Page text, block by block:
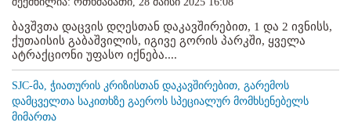
ბავშვთა დაცვის დღესთან დაკავშირებით, 1 და 2 ივნისს,
ქუთაისის გაბაშვილის, იგივე გორის პარკში, ყველა
ატრაქციონი უფასო იქნება....
SJC-მა, ჭიათურის კრიზისთან დაკავშირებით, გარემოს
დამცველთა საკითხზე გაეროს სპეციალურ მომხსენებელს
მიმართა